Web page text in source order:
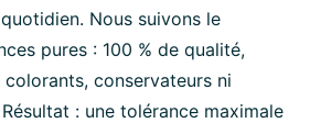
Nous suivons le
pures : 100 % de qualité,
conservateurs ni
: une tolérance maximale